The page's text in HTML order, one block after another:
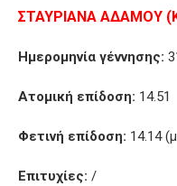
ΣΤΑΥΡΙΑΝΑ ΑΔΑΜΟΥ
Ημερομηνία γέννησης:
Ατομική επίδοση: 14.51
Φετινή επίδοση: 14.14
Επιτυχίες: /